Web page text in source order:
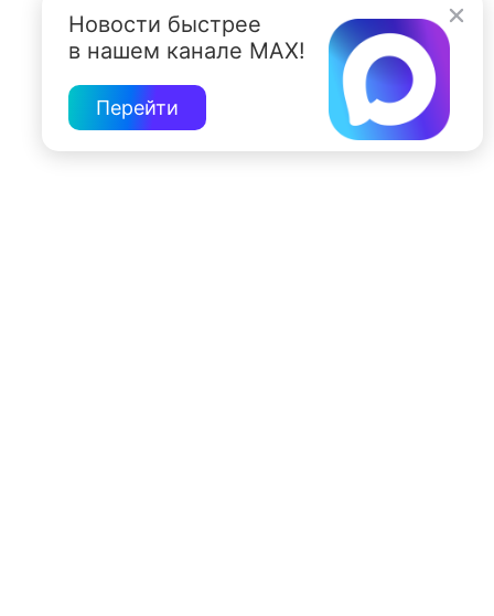
Новости быстрее
в нашем канале MAX!
Перейти